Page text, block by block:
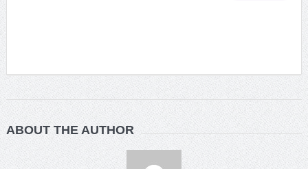
ABOUT THE AUTHOR